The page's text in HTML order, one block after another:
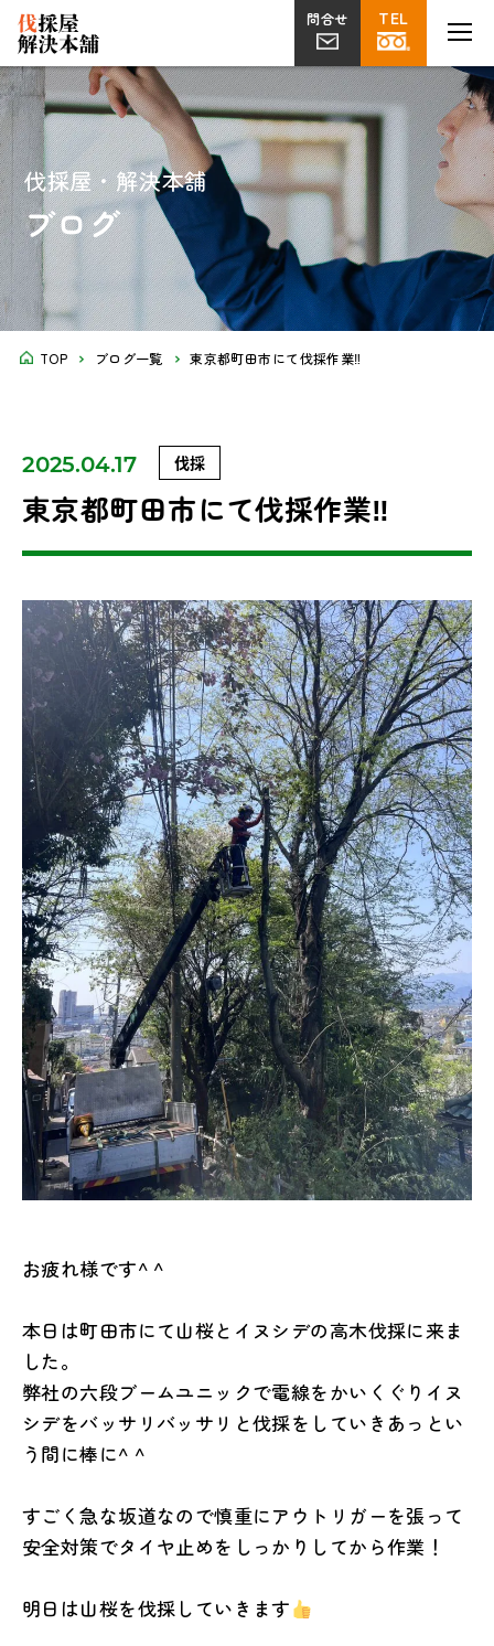
問合せ TEL
問合せ TEL
伐採屋・解決本舗
ブログ
TOP ブログ一覧 東京都町田市にて伐採作業‼︎
2025.04.17 伐採
東京都町田市にて伐採作業‼︎
お疲れ様です^ ^
本日は町田市にて山桜とイヌシデの高木伐採に来ま
した。
弊社の六段ブームユニックで電線をかいくぐりイヌ
シデをバッサリバッサリと伐採をしていきあっとい
う間に棒に^ ^
すごく急な坂道なので慎重にアウトリガーを張って
安全対策でタイヤ止めをしっかりしてから作業！
明日は山桜を伐採していきます
伐採
剪定
植栽・外構
解体工事
屋上
菜園